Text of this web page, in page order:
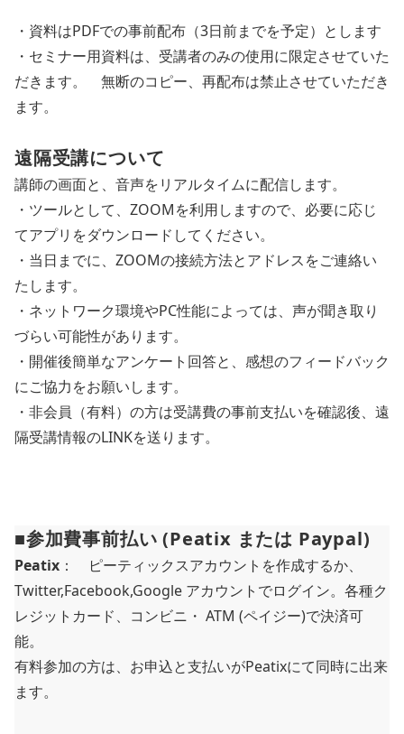
・資料はPDFでの事前配布（3日前までを予定）とします
・セミナー用資料は、受講者のみの使用に限定させていた
だきます。 無断のコピー、再配布は禁止させていただき
ます。
遠隔受講について
講師の画面と、音声をリアルタイムに配信します。
・ツールとして、ZOOMを利用しますので、必要に応じ
てアプリをダウンロードしてください。
・当日までに、ZOOMの接続方法とアドレスをご連絡い
たします。
・ネットワーク環境やPC性能によっては、声が聞き取り
づらい可能性があります。
・開催後簡単なアンケート回答と、感想のフィードバック
にご協力をお願いします。
・非会員（有料）の方は受講費の事前支払いを確認後、遠
隔受講情報のLINKを送ります。
■参加費事前払い (Peatix または Paypal)
Peatix ： ピーティックスアカウントを作成するか、
Twitter,Facebook,Google アカウントでログイン。各種ク
レジットカード、コンビニ・ ATM (ペイジー)で決済可
能。
有料参加の方は、お申込と支払いがPeatixにて同時に出来
ます。